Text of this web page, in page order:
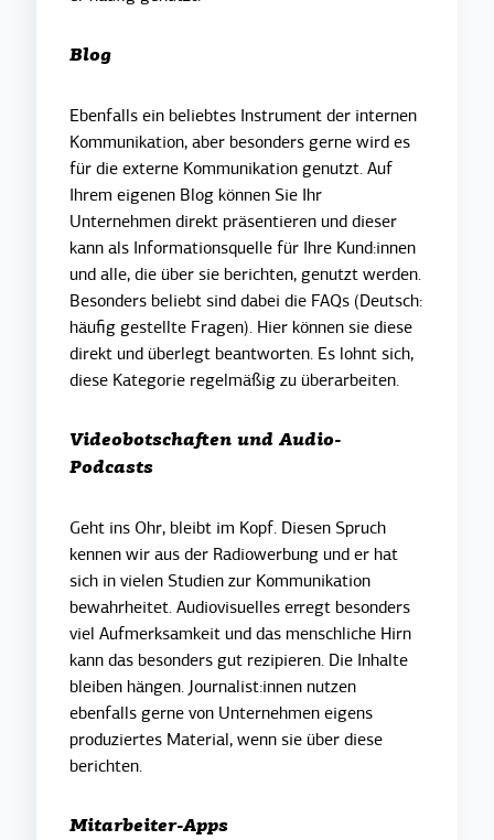
Blog
Ebenfalls ein beliebtes Instrument der internen
Kommunikation, aber besonders gerne wird es
für die externe Kommunikation genutzt. Auf
Ihrem eigenen Blog können Sie Ihr
Unternehmen direkt präsentieren und dieser
kann als Informationsquelle für Ihre Kund:innen
und alle, die über sie berichten, genutzt werden.
Besonders beliebt sind dabei die FAQs (Deutsch:
häufig gestellte Fragen). Hier können sie diese
direkt und überlegt beantworten. Es lohnt sich,
diese Kategorie regelmäßig zu überarbeiten.
Videobotschaften und Audio-
Podcasts
Geht ins Ohr, bleibt im Kopf. Diesen Spruch
kennen wir aus der Radiowerbung und er hat
sich in vielen Studien zur Kommunikation
bewahrheitet. Audiovisuelles erregt besonders
viel Aufmerksamkeit und das menschliche Hirn
kann das besonders gut rezipieren. Die Inhalte
bleiben hängen. Journalist:innen nutzen
ebenfalls gerne von Unternehmen eigens
produziertes Material, wenn sie über diese
berichten.
Mitarbeiter-Apps